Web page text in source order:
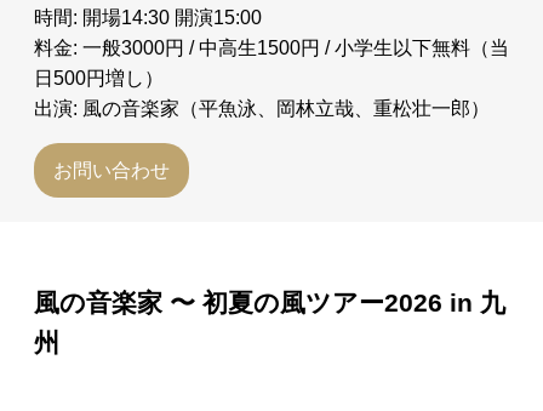
時間: 開場14:30 開演15:00
料金: 一般3000円 / 中高生1500円 / 小学生以下無料（当
日500円増し）
出演: 風の音楽家（平魚泳、岡林立哉、重松壮一郎）
お問い合わせ
風の音楽家 〜 初夏の風ツアー2026 in 九
州